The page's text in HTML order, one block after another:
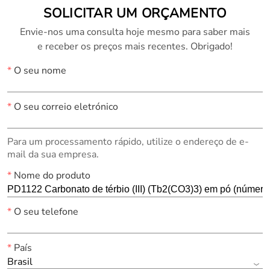
SOLICITAR UM ORÇAMENTO
Envie-nos uma consulta hoje mesmo para saber mais
e receber os preços mais recentes. Obrigado!
*O seu nome
*O seu correio eletrónico
Para um processamento rápido, utilize o endereço de e-
mail da sua empresa.
*Nome do produto
*O seu telefone
*País
Brasil